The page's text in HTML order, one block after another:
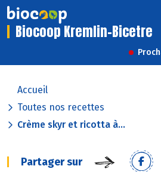
Biocoop Kremlin-Bicetre
Accueil
Toutes nos recettes
Crème skyr et ricotta à...
Partager sur